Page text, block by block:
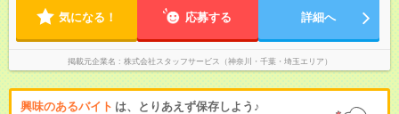
気になる！ 応募する 詳細へ
掲載元企業名 株式会社スタッフサービス（神奈川・千葉・埼玉エリア）
興味のあるバイト は、とりあえず保存しよう♪